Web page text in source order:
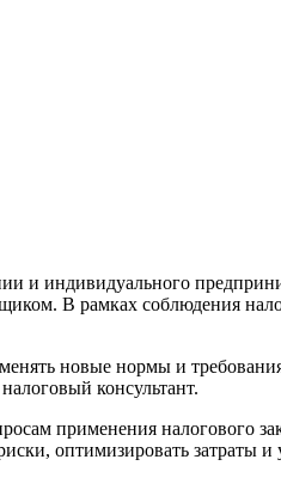
и индивидуального
В рамках соблюдения
новые нормы и
консультант.
применения налогового
оптимизировать затраты